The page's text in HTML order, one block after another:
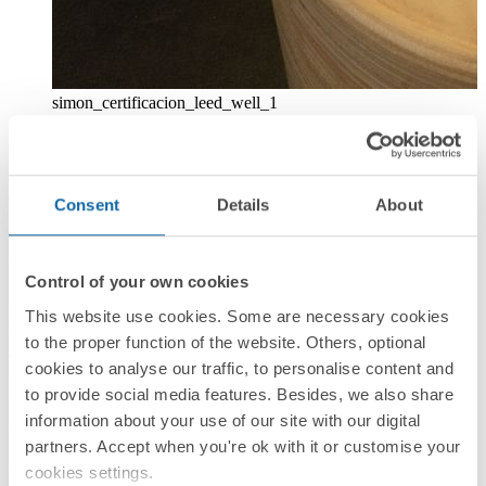
Consent Details About
Control of your own cookies
This website use cookies. Some are necessary cookies
to the proper function of the website. Others, optional
cookies to analyse our traffic, to personalise content and
to provide social media features. Besides, we also share
information about your use of our site with our digital
partners. Accept when you're ok with it or customise your
cookies settings.
simon_certificacion_leed_well_1
El edificio, concebido como epicentro de la transformación global
de Simon, forma parte esencial de su evolución hacia una compañía
de base tecnológica orientada a ofrecer soluciones integradas para
una gestión inteligente de los espacios. SWITCH materializa esta
visión mediante un diseño arquitectónico y funcional pensado para
Las certificaciones LEED y WELL, que solo poseen 33 y 10
edificios en toda España, respectivamente, se han obtenido con el
acompañamiento técnico de JG Ingenieros y Develop Index
Ambiental, que han contribuido a integrar los requisitos de
sostenibilidad y bienestar en el diseño y construcción del edificio.
Un espacio eficiente, circular y centrado
en las personas